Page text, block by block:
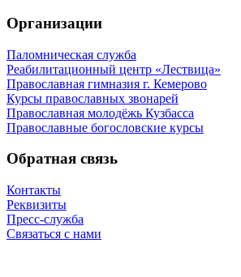
Организации
Паломническая служба
Реабилитационный центр «Лествица»
Православная гимназия г. Кемерово
Курсы православных звонарей
Православная молодёжь Кузбасса
Православные богословские курсы
Обратная связь
Контакты
Реквизиты
Пресс-служба
Связаться с нами